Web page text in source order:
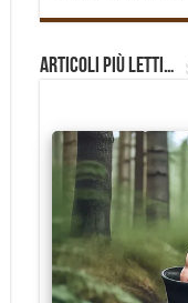
Articoli più Letti…